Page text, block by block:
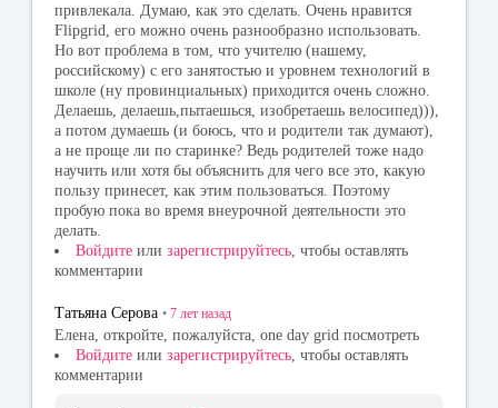
привлекала. Думаю, как это сделать. Очень нравится
Flipgrid, его можно очень разнообразно использовать.
Но вот проблема в том, что учителю (нашему,
российскому) с его занятостью и уровнем технологий в
школе (ну провинциальных) приходится очень сложно.
Делаешь, делаешь,пытаешься, изобретаешь велосипед))),
а потом думаешь (и боюсь, что и родители так думают),
а не проще ли по старинке? Ведь родителей тоже надо
научить или хотя бы объяснить для чего все это, какую
пользу принесет, как этим пользоваться. Поэтому
пробую пока во время внеурочной деятельности это
делать.
Войдите или зарегистрируйтесь , чтобы оставлять
комментарии
Татьяна Серова • 7 лет назад
Елена, откройте, пожалуйста, one day grid посмотреть
Войдите или зарегистрируйтесь, чтобы оставлять
комментарии